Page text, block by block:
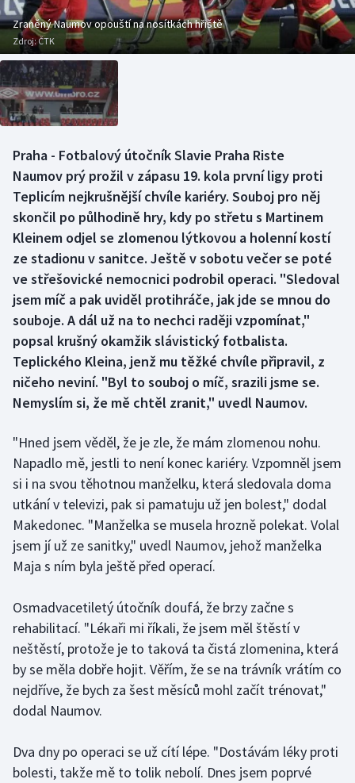
Baseball a softbal
Basketbal
Biatlon
Boby a skeleton
Box
Curling
Dostihy
Florbal
Futsal
Golf
Gymnastika
Jezdectví
Judo
Krasobruslení
Lyže a snowboard
Moderní pětiboj
Motorsport
Parasport
Soutěže
Historické návraty
Aplikace ČT sport
AZ kvíz
Zraněný Naumov opouští na nosítkách hřiště
Zdroj:ČTK
Praha - Fotbalový útočník Slavie Praha Riste
Naumov prý prožil v zápasu 19. kola první ligy proti
Teplicím nejkrušnější chvíle kariéry. Souboj pro něj
skončil po půlhodině hry, kdy po střetu s Martinem
Kleinem odjel se zlomenou lýtkovou a holenní kostí
ze stadionu v sanitce. Ještě v sobotu večer se poté
ve střešovické nemocnici podrobil operaci. "Sledoval
jsem míč a pak uviděl protihráče, jak jde se mnou do
souboje. A dál už na to nechci raději vzpomínat,"
popsal krušný okamžik slávistický fotbalista.
Teplického Kleina, jenž mu těžké chvíle připravil, z
ničeho neviní. "Byl to souboj o míč, srazili jsme se.
Nemyslím si, že mě chtěl zranit," uvedl Naumov.
"Hned jsem věděl, že je zle, že mám zlomenou nohu.
Napadlo mě, jestli to není konec kariéry. Vzpomněl jsem
si i na svou těhotnou manželku, která sledovala doma
utkání v televizi, pak si pamatuju už jen bolest," dodal
Makedonec. "Manželka se musela hrozně polekat. Volal
jsem jí už ze sanitky," uvedl Naumov, jehož manželka
Maja s ním byla ještě před operací.
Osmadvacetiletý útočník doufá, že brzy začne s
rehabilitací. "Lékaři mi říkali, že jsem měl štěstí v
neštěstí, protože je to taková ta čistá zlomenina, která
by se měla dobře hojit. Věřím, že se na trávník vrátím co
nejdříve, že bych za šest měsíců mohl začít trénovat,"
dodal Naumov.
Dva dny po operaci se už cítí lépe. "Dostávám léky proti
bolesti, takže mě to tolik nebolí. Dnes jsem poprvé